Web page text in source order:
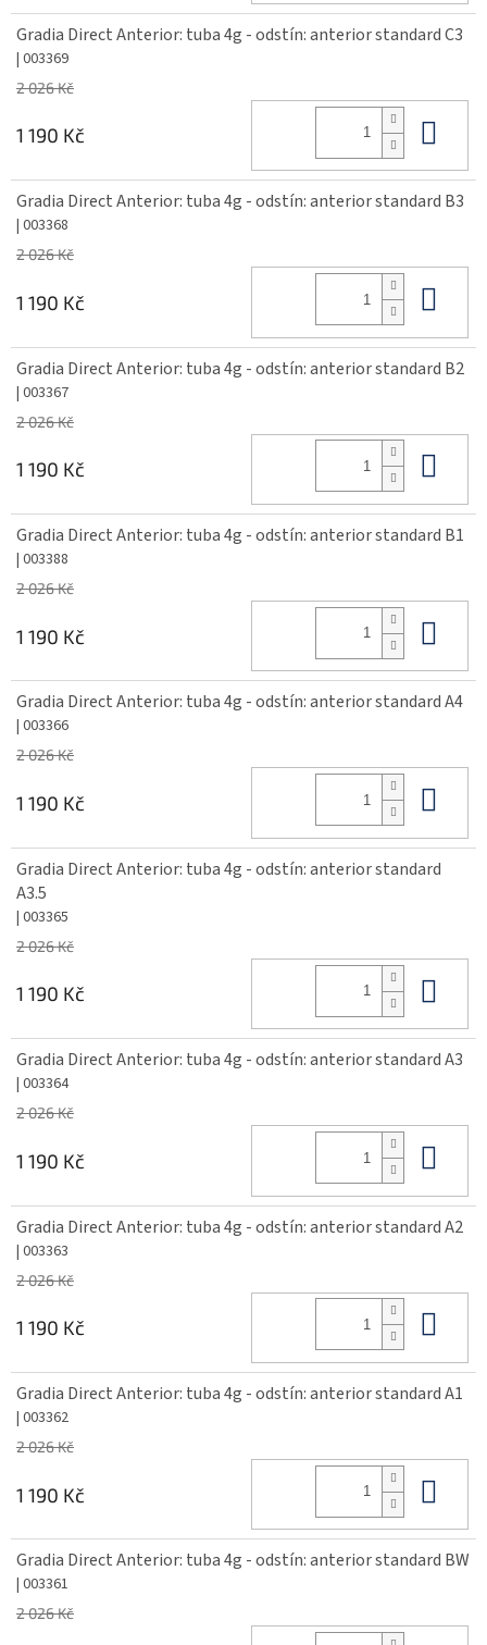
Gradia Direct Anterior: tuba 4g - odstín: anterior standard C3
| 003369
2 026 Kč
1 190 Kč
Gradia Direct Anterior: tuba 4g - odstín: anterior standard B3
| 003368
2 026 Kč
1 190 Kč
Gradia Direct Anterior: tuba 4g - odstín: anterior standard B2
| 003367
2 026 Kč
1 190 Kč
Gradia Direct Anterior: tuba 4g - odstín: anterior standard B1
| 003388
2 026 Kč
1 190 Kč
Gradia Direct Anterior: tuba 4g - odstín: anterior standard A4
| 003366
2 026 Kč
1 190 Kč
Gradia Direct Anterior: tuba 4g - odstín: anterior standard
A3.5
| 003365
2 026 Kč
1 190 Kč
Gradia Direct Anterior: tuba 4g - odstín: anterior standard A3
| 003364
2 026 Kč
1 190 Kč
Gradia Direct Anterior: tuba 4g - odstín: anterior standard A2
| 003363
2 026 Kč
1 190 Kč
Gradia Direct Anterior: tuba 4g - odstín: anterior standard A1
| 003362
2 026 Kč
1 190 Kč
Gradia Direct Anterior: tuba 4g - odstín: anterior standard BW
| 003361
2 026 Kč